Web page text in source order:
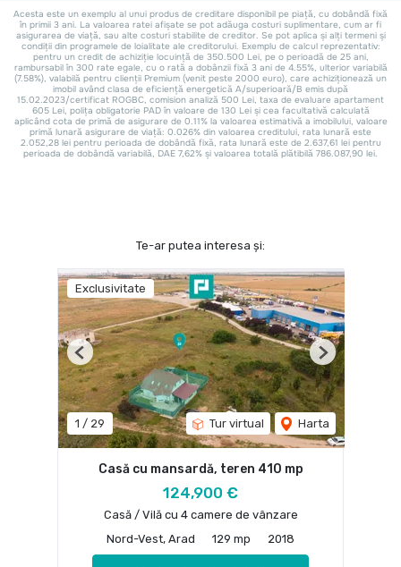
Te-ar putea interesa și:
Exclusivitate
1 / 29 Tur virtual Harta
Previous Next
Casă cu mansardă, teren 410 mp
124,900 €
Casă / Vilă cu 4 camere de vânzare
Nord-Vest, Arad
129 mp 2018